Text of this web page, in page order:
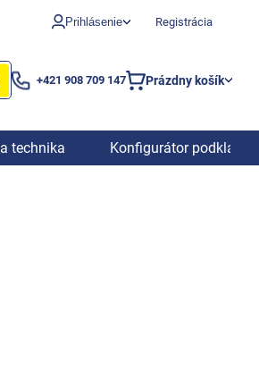
Prihlásenie Registrácia
+421 908 709 147 Nákupný
Prázdny košík
technika Konfigurátor